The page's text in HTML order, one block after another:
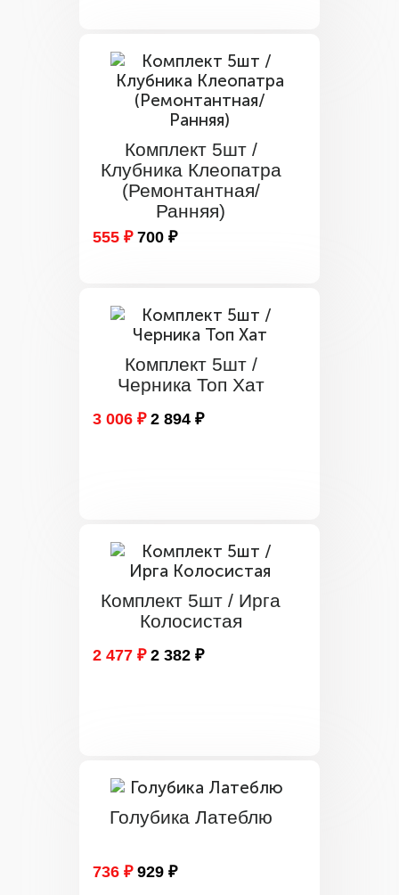
Комплект 5шт /
Клубника Клеопатра
(Ремонтантная/
Ранняя)
555 ₽ 700 ₽
Комплект 5шт /
Черника Топ Хат
3 006 ₽ 2 894 ₽
Комплект 5шт / Ирга
Колосистая
2 477 ₽ 2 382 ₽
Голубика Латеблю
736 ₽ 929 ₽